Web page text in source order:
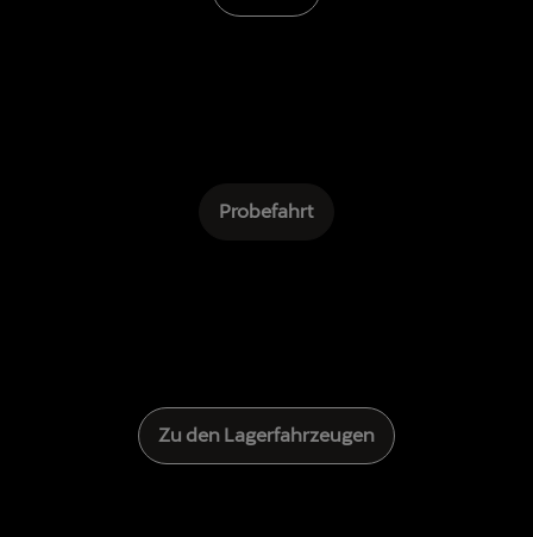
Probefahrt
Zu den Lagerfahrzeugen